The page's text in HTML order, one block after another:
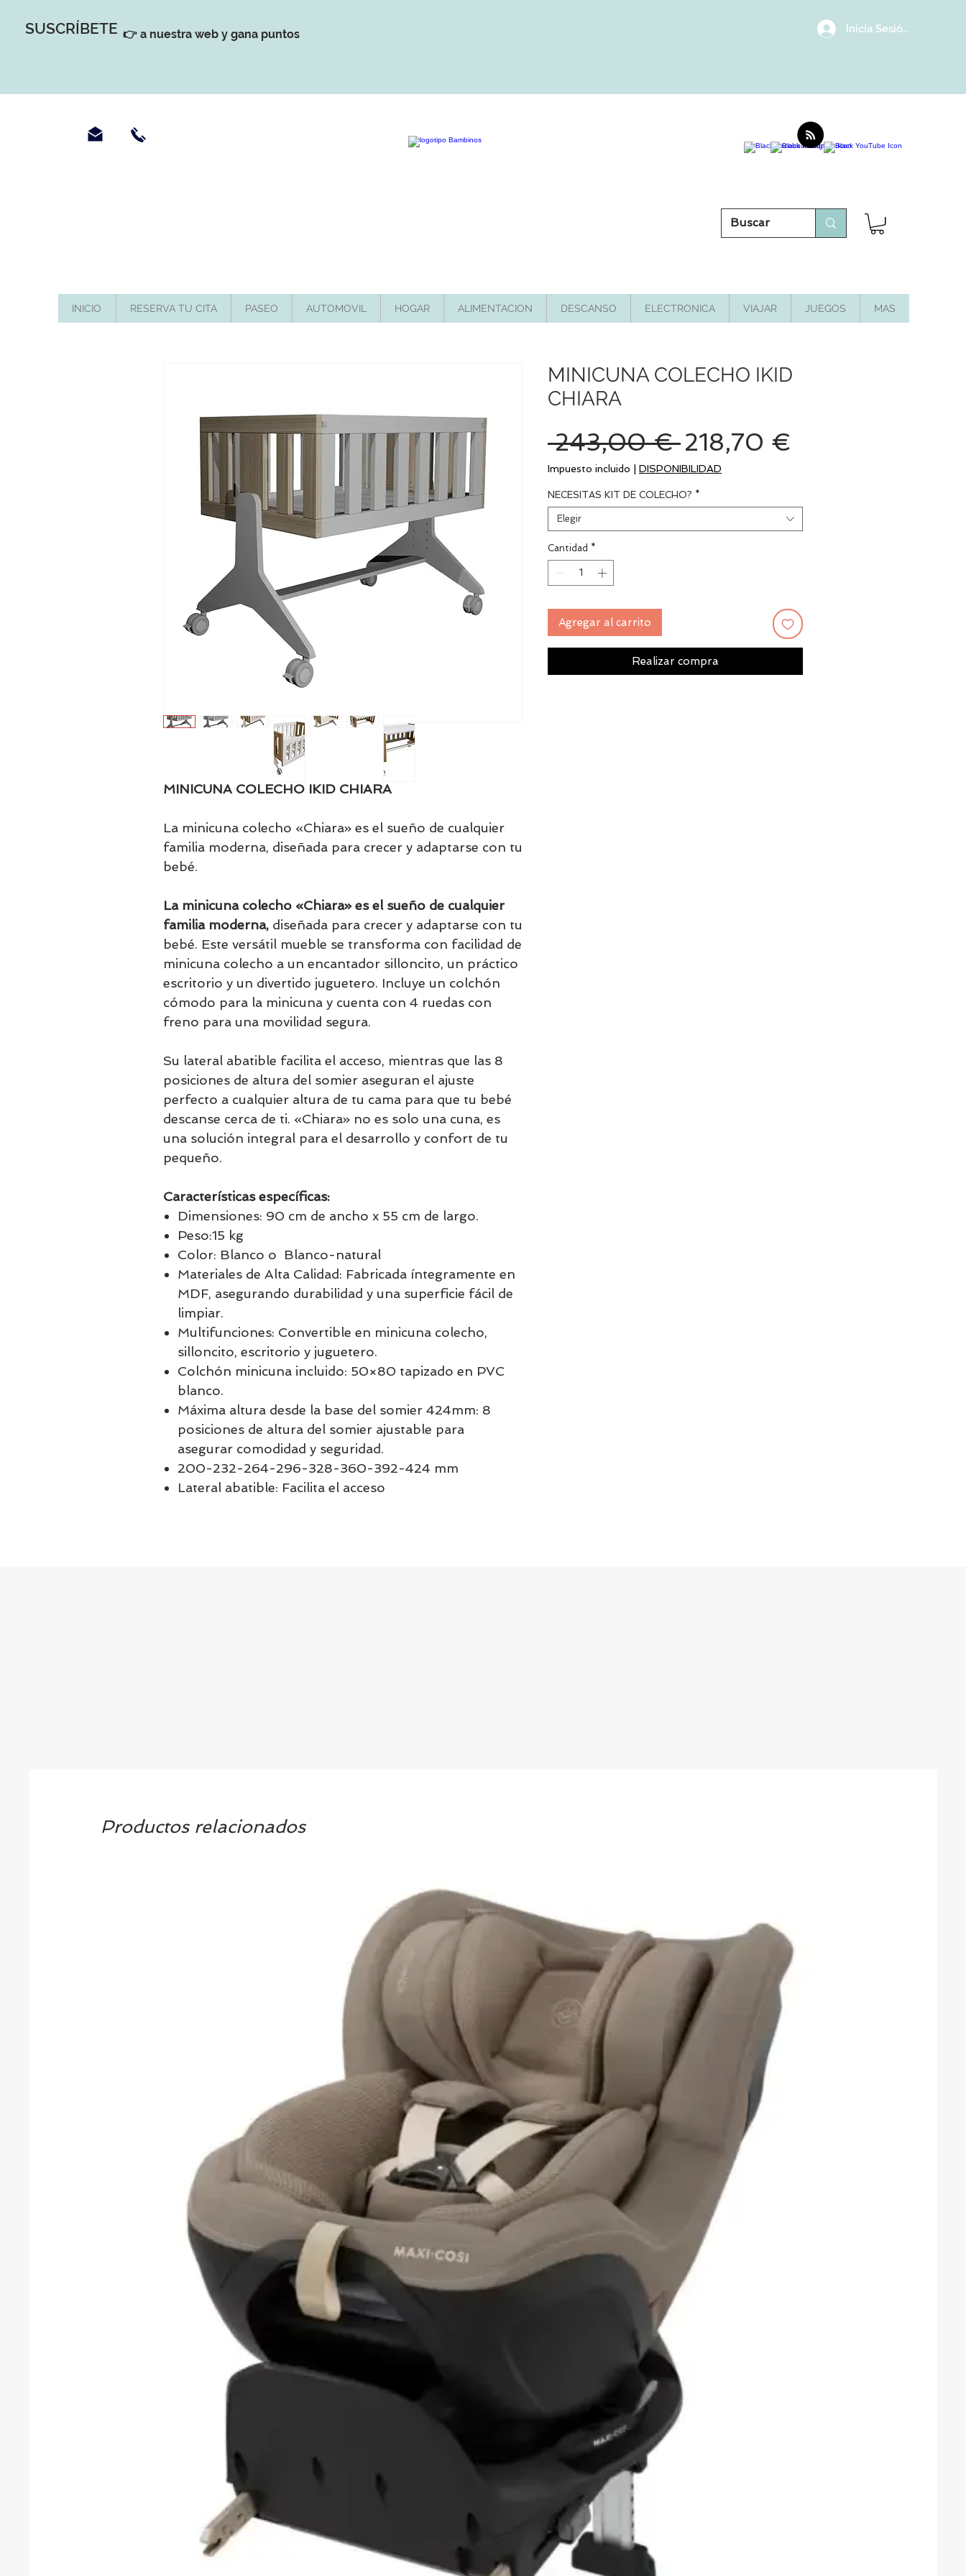
SUSCRÍBETE 👉 a nuestra web y gana puntos Inicia Sesión/
INICIO RESERVA TU CITA PASEO AUTOMOVIL HOGAR ALIMENTACION DESCANSO ELECTRONICA VIAJAR JUEGOS MAS
MINICUNA COLECHO IKID CHIARA
La minicuna colecho «Chiara» es el sueño de cualquier
familia moderna, diseñada para crecer y adaptarse con tu
bebé.
La minicuna colecho «Chiara» es el sueño de cualquier
familia moderna, diseñada para crecer y adaptarse con tu
bebé. Este versátil mueble se transforma con facilidad de
minicuna colecho a un encantador silloncito, un práctico
escritorio y un divertido juguetero. Incluye un colchón
cómodo para la minicuna y cuenta con 4 ruedas con
freno para una movilidad segura.
Su lateral abatible facilita el acceso, mientras que las 8
posiciones de altura del somier aseguran el ajuste
perfecto a cualquier altura de tu cama para que tu bebé
descanse cerca de ti. «Chiara» no es solo una cuna, es
una solución integral para el desarrollo y confort de tu
pequeño.
Características específicas:
Dimensiones: 90 cm de ancho x 55 cm de largo.
Peso:15 kg
Color: Blanco o Blanco-natural
Materiales de Alta Calidad: Fabricada íntegramente en
MDF, asegurando durabilidad y una superficie fácil de
limpiar.
Multifunciones: Convertible en minicuna colecho,
silloncito, escritorio y juguetero.
Colchón minicuna incluido: 50×80 tapizado en PVC
blanco.
Máxima altura desde la base del somier 424mm: 8
posiciones de altura del somier ajustable para
asegurar comodidad y seguridad.
200-232-264-296-328-360-392-424 mm
Lateral abatible: Facilita el acceso
MINICUNA COLECHO IKID
CHIARA
243,00 € Precio
218,70 €
oferta
Impuesto incluido DISPONIBILIDAD
NECESITAS KIT DE COLECHO? *
Elegir
Cantidad *
Agregar al carrito
Realizar compra
Productos relacionados